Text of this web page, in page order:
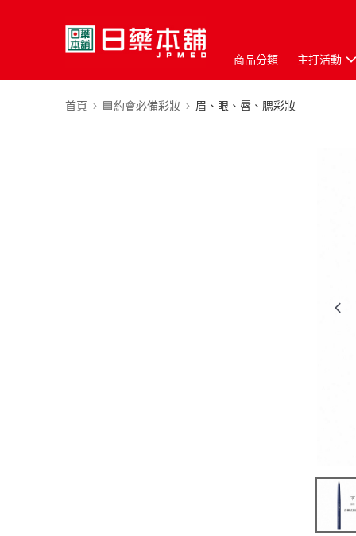
商品分類 主打活動
首頁 🟦約會必備彩妝 眉、眼、唇、腮彩妝